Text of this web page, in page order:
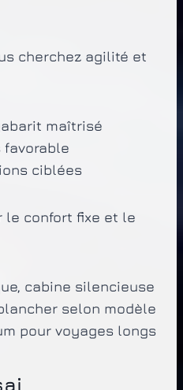
cherchez agilité et
maîtrisé
ciblées
le confort fixe et le
cabine silencieuse
selon modèle
pour voyages longs